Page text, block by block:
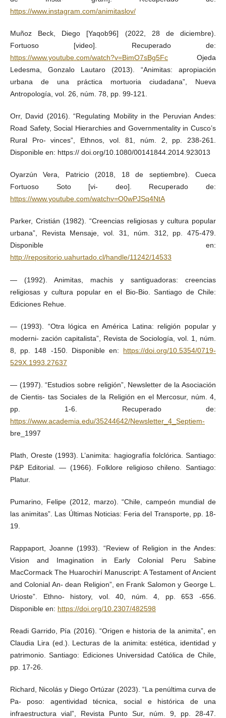
https://www.instagram.com/animitaslov/
Muñoz Beck, Diego [Yaqob96] (2022, 28 de diciembre).
Fortuoso [video]. Recuperado de:
https://www.youtube.com/watch?v=BimO7sBg5FcOjeda
Ledesma, Gonzalo Lautaro (2013). “Animitas: apropiación
urbana de una práctica mortuoria ciudadana”, Nueva
Antropología, vol. 26, núm. 78, pp. 99-121.
Orr, David (2016). “Regulating Mobility in the Peruvian Andes:
Road Safety, Social Hierarchies and Governmentality in Cusco’s
Rural Pro- vinces”, Ethnos, vol. 81, núm. 2, pp. 238-261.
Disponible en: https:// doi.org/10.1080/00141844.2014.923013
Oyarzún Vera, Patricio (2018, 18 de septiembre). Cueca
Fortuoso Soto [vi- deo]. Recuperado de:
https://www.youtube.com/watchv=O0wPJSq4NtA
Parker, Cristián (1982). “Creencias religiosas y cultura popular
urbana”, Revista Mensaje, vol. 31, núm. 312, pp. 475-479.
Disponible en:
http://repositorio.uahurtado.cl/handle/11242/14533
— (1992). Animitas, machis y santiguadoras: creencias
religiosas y cultura popular en el Bio-Bio. Santiago de Chile:
Ediciones Rehue.
— (1993). “Otra lógica en América Latina: religión popular y
moderni- zación capitalista”, Revista de Sociología, vol. 1, núm.
8, pp. 148 -150. Disponible en: https://doi.org/10.5354/0719-
529X.1993.27637
— (1997). “Estudios sobre religión”, Newsletter de la Asociación
de Cientis- tas Sociales de la Religión en el Mercosur, núm. 4,
pp. 1-6. Recuperado de:
https://www.academia.edu/35244642/Newsletter_4_Septiem-
bre_1997
Plath, Oreste (1993). L’animita: hagiografía folclórica. Santiago:
P&P Editorial. — (1966). Folklore religioso chileno. Santiago:
Platur.
Pumarino, Felipe (2012, marzo). “Chile, campeón mundial de
las animitas”. Las Últimas Noticias: Feria del Transporte, pp. 18-
19.
Rappaport, Joanne (1993). “Review of Religion in the Andes:
Vision and Imagination in Early Colonial Peru Sabine
MacCormack The Huarochirí Manuscript: A Testament of Ancient
and Colonial An- dean Religion”, en Frank Salomon y George L.
Urioste”. Ethno- history, vol. 40, núm. 4, pp. 653 -656.
Disponible en: https://doi.org/10.2307/482598
Readi Garrido, Pía (2016). “Origen e historia de la animita”, en
Claudia Lira (ed.). Lecturas de la animita: estética, identidad y
patrimonio. Santiago: Ediciones Universidad Católica de Chile,
pp. 17-26.
Richard, Nicolás y Diego Ortúzar (2023). “La penúltima curva de
Pa- poso: agentividad técnica, social e histórica de una
infraestructura vial”, Revista Punto Sur, núm. 9, pp. 28-47.